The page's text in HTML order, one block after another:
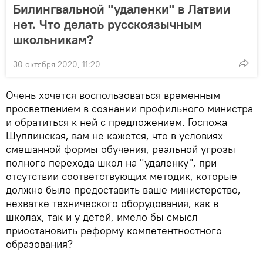
Билингвальной "удаленки" в Латвии
нет. Что делать русскоязычным
школьникам?
30 октября 2020, 11:20
Очень хочется воспользоваться временным
просветлением в сознании профильного министра
и обратиться к ней с предложением. Госпожа
Шуплинская, вам не кажется, что в условиях
смешанной формы обучения, реальной угрозы
полного перехода школ на "удаленку", при
отсутствии соответствующих методик, которые
должно было предоставить ваше министерство,
нехватке технического оборудования, как в
школах, так и у детей, имело бы смысл
приостановить реформу компетентностного
образования?